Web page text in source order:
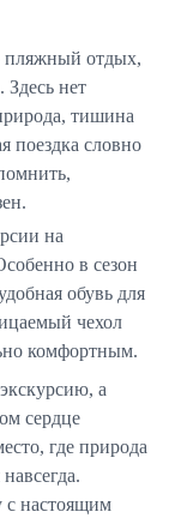
пляжный отдых,
Здесь нет
тишина
поездка словно
на
в сезон
обувь для
чехол
комфортным.
а
сердце
где природа
с настоящим